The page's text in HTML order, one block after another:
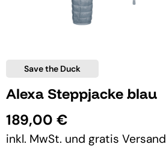
Save the Duck
Alexa Steppjacke blau
189,00 €
inkl. MwSt. und gratis Versand